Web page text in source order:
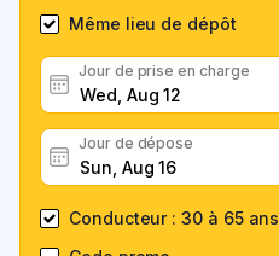
Même lieu de dépôt
Jour de prise en charge
Jour de dépose
Conducteur : 30 à 65 ans